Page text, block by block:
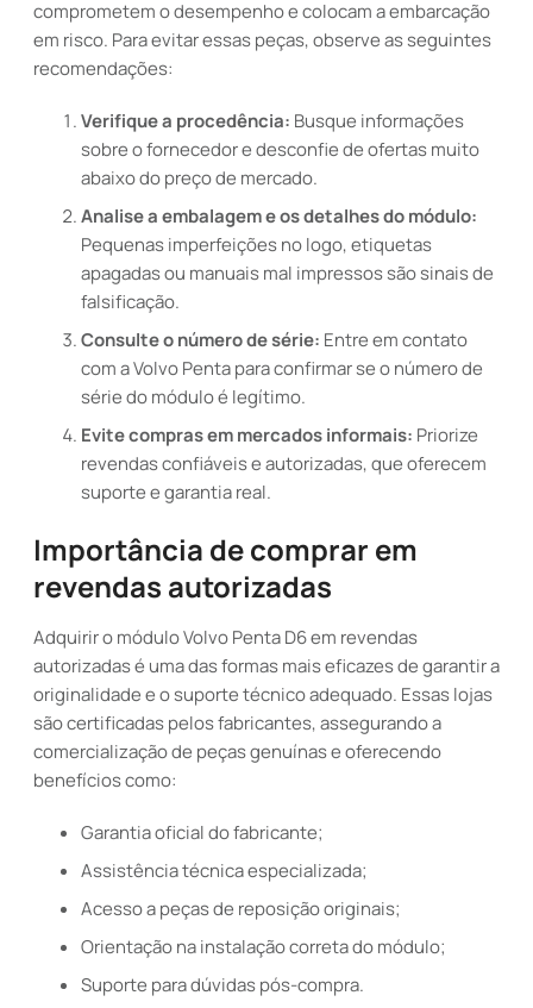
comprometem o desempenho e colocam a embarcação
em risco. Para evitar essas peças, observe as seguintes
recomendações:
Verifique a procedência: Busque informações
sobre o fornecedor e desconfie de ofertas muito
abaixo do preço de mercado.
Analise a embalagem e os detalhes do módulo:
Pequenas imperfeições no logo, etiquetas
apagadas ou manuais mal impressos são sinais de
falsificação.
Consulte o número de série: Entre em contato
com a Volvo Penta para confirmar se o número de
série do módulo é legítimo.
Evite compras em mercados informais: Priorize
revendas confiáveis e autorizadas, que oferecem
suporte e garantia real.
Importância de comprar em
revendas autorizadas
Adquirir o módulo Volvo Penta D6 em revendas
autorizadas é uma das formas mais eficazes de garantir a
originalidade e o suporte técnico adequado. Essas lojas
são certificadas pelos fabricantes, assegurando a
comercialização de peças genuínas e oferecendo
benefícios como:
Garantia oficial do fabricante;
Assistência técnica especializada;
Acesso a peças de reposição originais;
Orientação na instalação correta do módulo;
Suporte para dúvidas pós-compra.